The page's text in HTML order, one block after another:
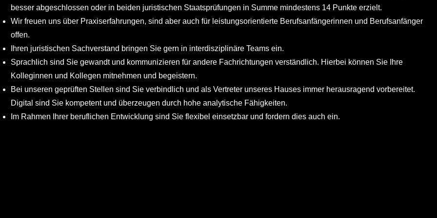
besser abgeschlossen oder in beiden juristischen Staatsprüfungen in Summe mindestens 14 Punkte erzielt.
Wir freuen uns über Praxiserfahrungen, sind aber auch für leistungsorientierte Berufsanfängerinnen und Berufsanfänger
offen.
Ihren juristischen Sachverstand bringen Sie gern in interdisziplinäre Teams ein.
Sprachlich sind Sie gewandt und kommunizieren für andere Fachrichtungen verständlich. Hierbei können Sie Ihre
Kolleginnen und Kollegen mitnehmen und begeistern.
Bei unseren geprüften Stellen sind Sie verbindlich und als Vertreter unseres Hauses immer herausragend vorbereitet.
Digital sind Sie kompetent und überzeugen durch hohe analytische Fähigkeiten.
Im Rahmen Ihrer beruflichen Entwicklung sind Sie flexibel einsetzbar und fordern dies auch ein.